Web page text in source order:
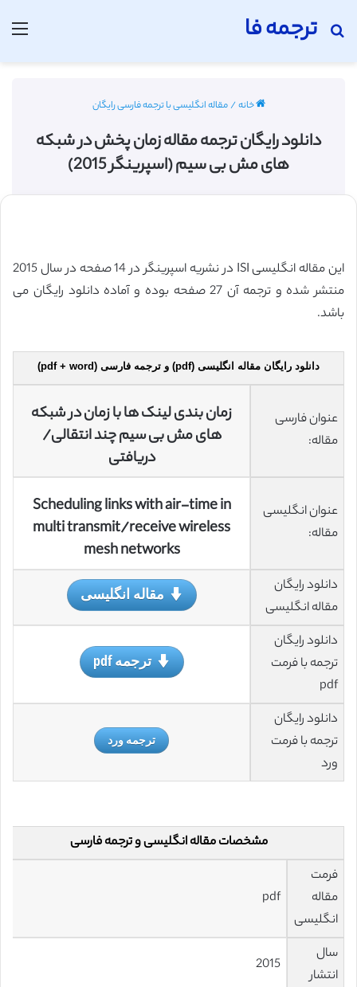
ترجمه فا
جستجو برای
خانه/مقاله انگلیسی با ترجمه فارسی رایگان
دانلود رایگان ترجمه مقاله زمان پخش در شبکه‌
های مش بی‌ سیم (اسپرینگر 2015)
این مقاله انگلیسی ISI در نشریه اسپرینگر در 14 صفحه در سال 2015
منتشر شده و ترجمه آن 27 صفحه بوده و آماده دانلود رایگان می
باشد.
دانلود رایگان مقاله انگلیسی (pdf) و ترجمه فارسی (pdf + word)
عنوان فارسی
مقاله:
زمان بندی لینک ها با زمان در شبکه
های مش بی سیم چند انتقالی/
دریافتی
عنوان انگلیسی
مقاله:
Scheduling links with air-time in
multi transmit/receive wireless
mesh networks
دانلود رایگان
مقاله انگلیسی
مقاله انگلیسی
دانلود رایگان
ترجمه با فرمت
pdf
ترجمه pdf
دانلود رایگان
ترجمه با فرمت
ورد
ترجمه ورد
مشخصات مقاله انگلیسی و ترجمه فارسی
فرمت
مقاله
انگلیسی
pdf
سال
انتشار
2015